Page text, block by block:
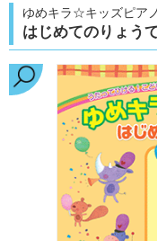
ゆめキラ☆キッズピアノ
はじめてのりょう